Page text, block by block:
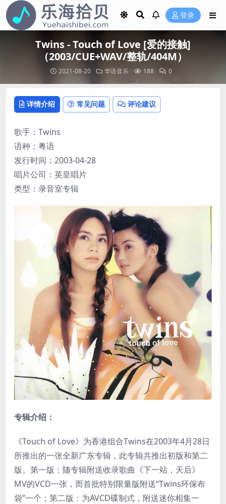
登录
Twins - Touch of Love [爱的接触]
（2003/CUE+WAV/整轨/404M）
2021-08-20 华语音乐 188 0
详情介绍 常见问题 评论建议
歌手：Twins
语种：粤语
发行时间：2003-04-28
唱片公司：英皇唱片
类型：录音室专辑
专辑介绍：
《Touch of Love》为香港组合Twins在2003年4月28日
所推出的一张全新广东专辑，此专辑共推出初版和第二
版。第一版：随专辑附送收录歌曲《下一站，天后》
MV的VCD一张，而首批特别限量版附送“Twins环保布
袋”一个；第二版：为AVCD碟制式，附送迷你相集一